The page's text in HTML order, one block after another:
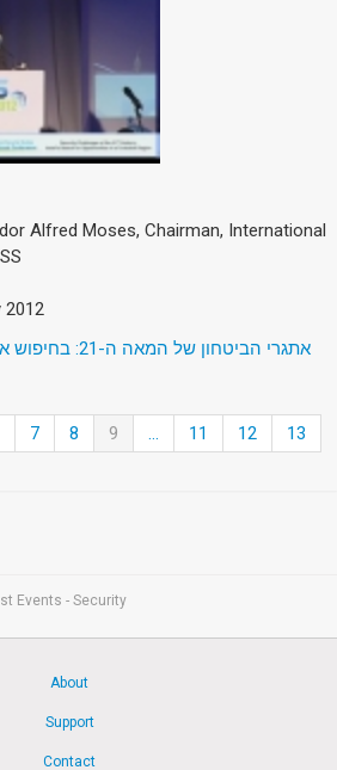
Alfred Moses, Chairman, International
2012
אתגרי הביטחון של
7 8 9 ... 11 12 13
Events - Security
About
Support
Contact